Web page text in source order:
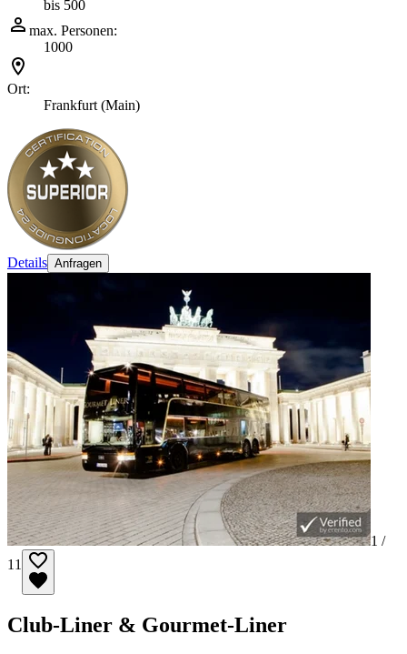
bis 500
max. Personen:
1000
Ort:
Frankfurt (Main)
Details Anfragen
1 /
11
Club-Liner & Gourmet-Liner